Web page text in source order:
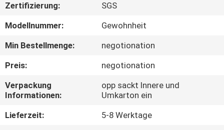
FABRIK-
AUSFLUG
QUALITÄTSKONTROLLE
TRETEN
SIE
Zertifizierung:
SGS
Modellnummer:
Gewohnheit
Min Bestellmenge:
negotionation
Preis:
negotionation
Verpackung
Informationen:
opp sackt Innere und
Umkarton ein
Lieferzeit:
5-8 Werktage